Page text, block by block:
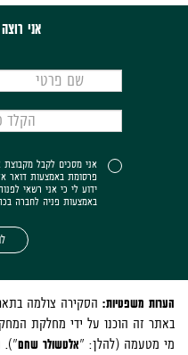
אני
אני מסכים לקבל מקבוצת
פרסומת באמצעות דואר
ידוע לי כי אני רשאי
באמצעות פניה לחברה
הערות משפטיות:
באתר זה הוכנו על ידי מחלקת
מי מטעמה (להלן: "אלטשולר שחם").